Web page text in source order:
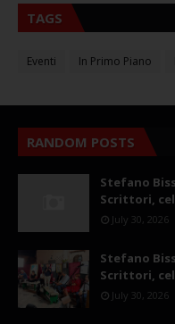
TAGS
Eventi In Primo Piano
RANDOM POSTS
Stefano
Scrittori,
July 30, 2026
Stefano
Scrittori,
July 30, 2026